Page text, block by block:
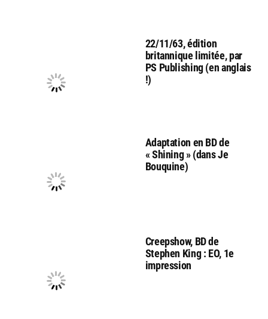
22/11/63, édition
britannique limitée, par
PS Publishing (en anglais
!)
Adaptation en BD de
« Shining » (dans Je
Bouquine)
Creepshow, BD de
Stephen King : EO, 1e
impression